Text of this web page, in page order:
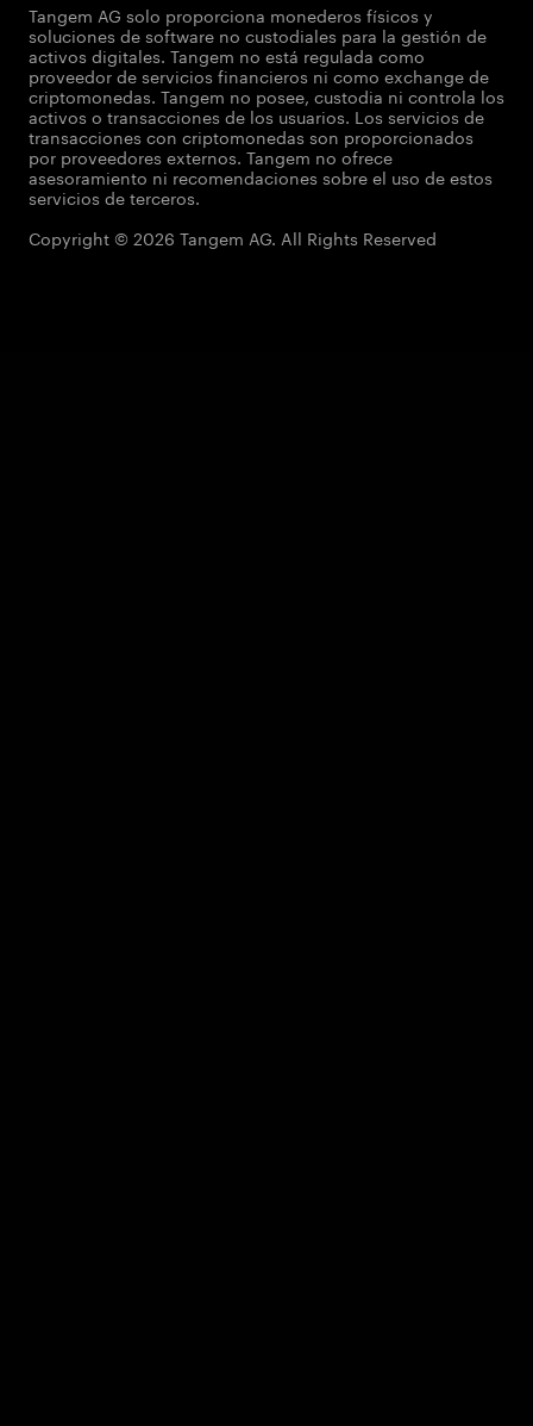
Tangem AG solo proporciona monederos físicos y
soluciones de software no custodiales para la gestión de
activos digitales. Tangem no está regulada como
proveedor de servicios financieros ni como exchange de
criptomonedas. Tangem no posee, custodia ni controla los
activos o transacciones de los usuarios. Los servicios de
transacciones con criptomonedas son proporcionados
por proveedores externos. Tangem no ofrece
asesoramiento ni recomendaciones sobre el uso de estos
servicios de terceros.